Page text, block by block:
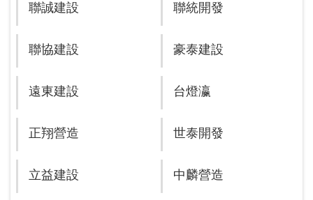
聯誠建設 聯統開發
聯協建設 豪泰建設
遠東建設 台燈瀛
正翔營造 世泰開發
立益建設 中麟營造